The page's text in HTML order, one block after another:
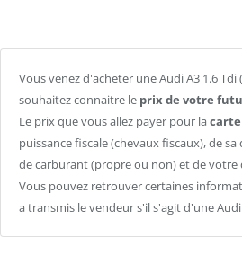
Vous venez d'acheter une Audi A3 1.6
souhaitez connaitre le prix de votre
Le prix que vous allez payer pour lacarte
puissance fiscale (chevaux fiscaux), de
de carburant (propre ou non) et de votre
Vous pouvez retrouver certaines
a transmis le vendeur s'il s'agit d'une